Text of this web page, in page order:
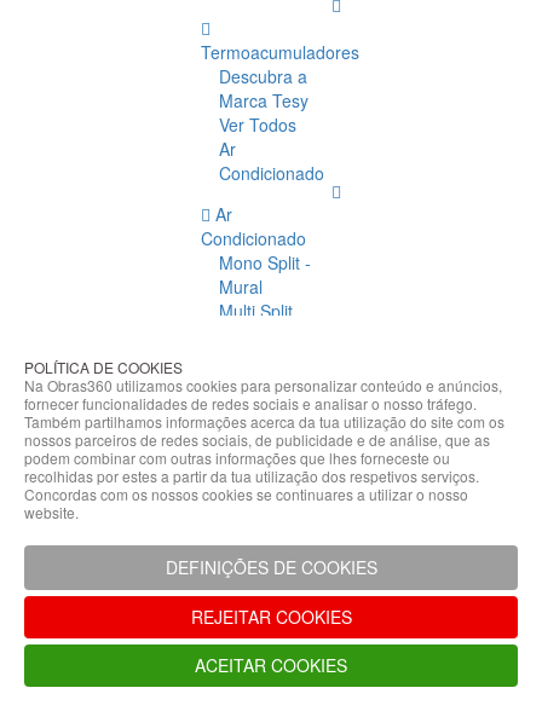
Termoacumuladores
Descubra a
Marca Tesy
Ver Todos
Ar
Condicionado
Ar
Condicionado
Mono Split -
Mural
Multi Split
Condicionado
Acessórios
Climatização
Acessórios
Climatização
Hidráulicas
Controladores
Fixações e
Acessórios
Isolamento
para
Tubagem
POLÍTICA DE COOKIES
Na Obras360 utilizamos cookies para personalizar conteúdo e anúncios,
fornecer funcionalidades de redes sociais e analisar o nosso tráfego.
Também partilhamos informações acerca da tua utilização do site com os
nossos parceiros de redes sociais, de publicidade e de análise, que as
podem combinar com outras informações que lhes forneceste ou
recolhidas por estes a partir da tua utilização dos respetivos serviços.
Concordas com os nossos cookies se continuares a utilizar o nosso
website.
DEFINIÇÕES DE COOKIES
REJEITAR COOKIES
ACEITAR COOKIES